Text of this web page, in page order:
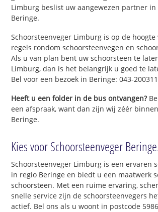
Limburg beslist uw aangewezen partner
Beringe.
Schoorsteenveger Limburg is op de hoogte
regels rondom schoorsteenvegen en
Als u van plan bent uw schoorsteen te
Limburg, dan is het belangrijk u goed te
Bel voor een bezoek in Beringe: 043-
Heeft u een folder in de bus ontvangen?
een afspraak, want dan zijn wij zéér
Beringe.
Kies voor Schoorsteenveger
Schoorsteenveger Limburg is een ervaren
in regio Beringe en biedt u een maatwerk
schoorsteen. Met een ruime ervaring,
snelle service zijn de schoorsteenvegers
actief. Bel ons als u woont in postcode